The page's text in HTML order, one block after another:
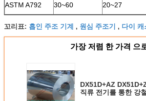
ASTM A792
30~60 20~27
꼬리표: 흡인 주조 기계 , 원심 주조기 , 다이
가장 저렴 한 가격 으
DX51D+AZ
직류 전기를 통한 강